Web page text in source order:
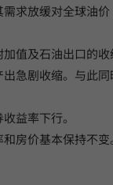
求放缓对全球油
值及石油出口的收
急剧收缩。与此
益率下行。
房价基本保持不变